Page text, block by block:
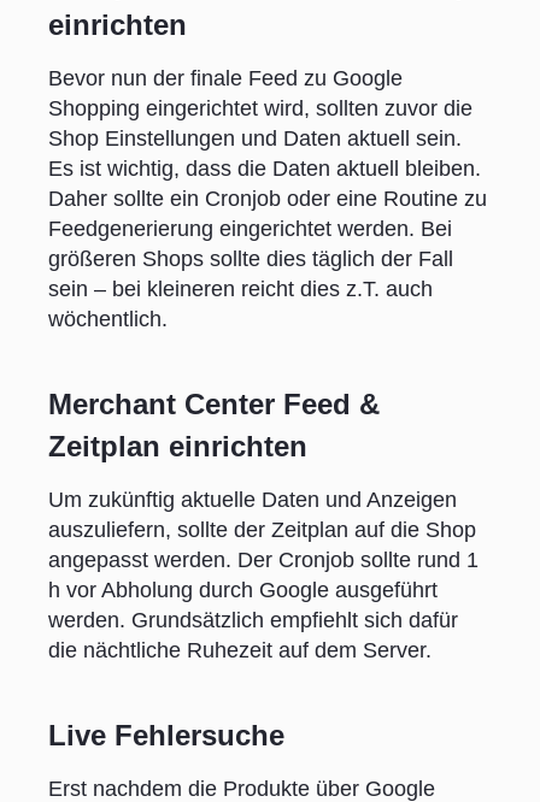
einrichten
Bevor nun der finale Feed zu Google
Shopping eingerichtet wird, sollten zuvor die
Shop Einstellungen und Daten aktuell sein.
Es ist wichtig, dass die Daten aktuell bleiben.
Daher sollte ein Cronjob oder eine Routine zu
Feedgenerierung eingerichtet werden. Bei
größeren Shops sollte dies täglich der Fall
sein – bei kleineren reicht dies z.T. auch
wöchentlich.
Merchant Center Feed &
Zeitplan einrichten
Um zukünftig aktuelle Daten und Anzeigen
auszuliefern, sollte der Zeitplan auf die Shop
angepasst werden. Der Cronjob sollte rund 1
h vor Abholung durch Google ausgeführt
werden. Grundsätzlich empfiehlt sich dafür
die nächtliche Ruhezeit auf dem Server.
Live Fehlersuche
Erst nachdem die Produkte über Google